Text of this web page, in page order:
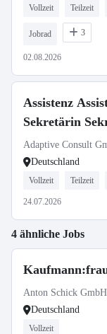
Vollzeit Teilzeit
Jobrad 3
02.08.2026
Assistenz
Sekretärin
Adaptive Consult
Deutschland
Vollzeit Teilzeit
24.07.2026
4 ähnliche Jobs
Anton Schick GmbH
Deutschland
Vollzeit